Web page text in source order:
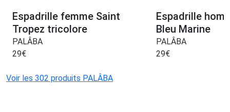
Espadrille femme Saint
Tropez tricolore
PALÂBA
29€
Espadrille
Bleu Marine
PALÂBA
29€
Voir les 302 produits PALÂBA